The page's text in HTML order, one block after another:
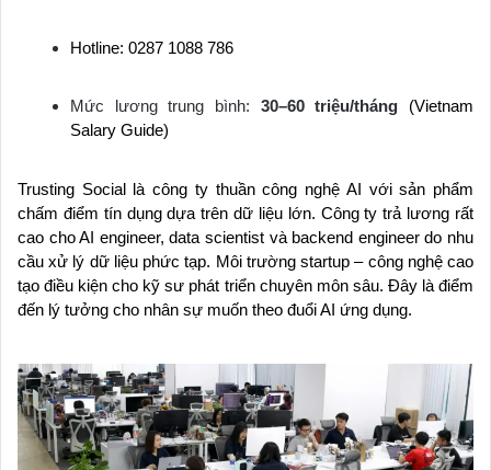
Hotline: 0287 1088 786
Mức lương trung bình: 30–60 triệu/tháng (Vietnam
Salary Guide)
Trusting Social là công ty thuần công nghệ AI với sản phẩm
chấm điểm tín dụng dựa trên dữ liệu lớn. Công ty trả lương rất
cao cho AI engineer, data scientist và backend engineer do nhu
cầu xử lý dữ liệu phức tạp. Môi trường startup – công nghệ cao
tạo điều kiện cho kỹ sư phát triển chuyên môn sâu. Đây là điểm
đến lý tưởng cho nhân sự muốn theo đuổi AI ứng dụng.